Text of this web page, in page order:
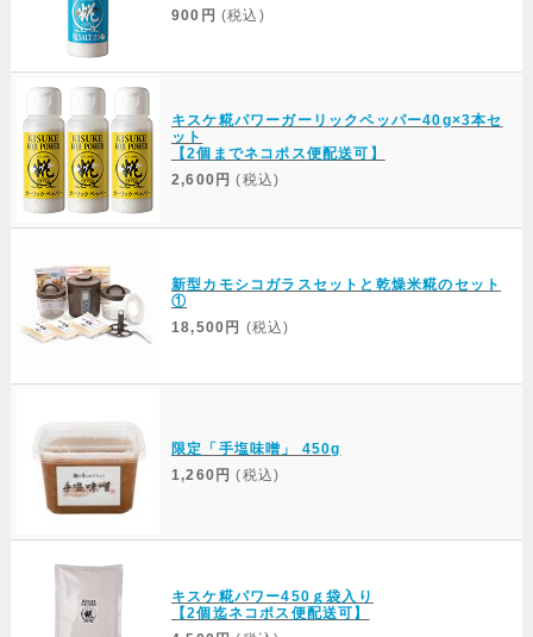
900円 (税込)
キスケ糀パワーガーリックペッパー40g×3本セ
ット
【2個までネコポス便配送可】
2,600円 (税込)
新型カモシコガラスセットと乾燥米糀のセット
①
18,500円 (税込)
限定「手塩味噌」 450g
1,260円 (税込)
キスケ糀パワー450ｇ袋入り
【2個迄ネコポス便配送可】